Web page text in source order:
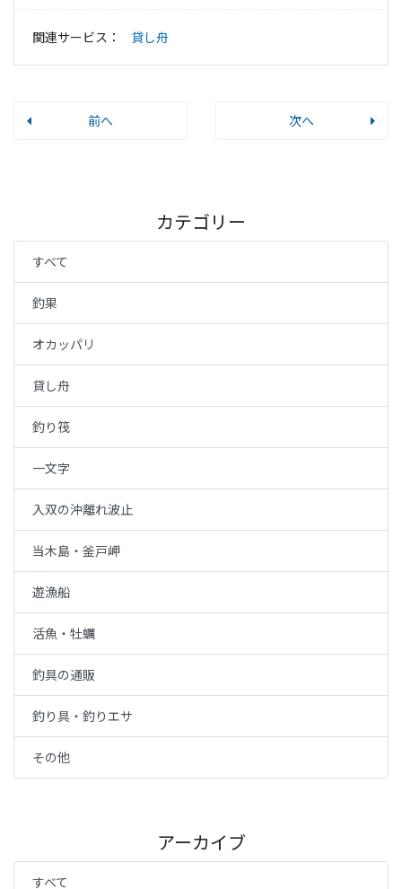
関連サービス： 貸し舟
前へ 次へ
カテゴリー
すべて
釣果
オカッパリ
貸し舟
釣り筏
一文字
入双の沖離れ波止
当木島・釜戸岬
遊漁船
活魚・牡蠣
釣具の通販
釣り具・釣りエサ
その他
アーカイブ
すべて